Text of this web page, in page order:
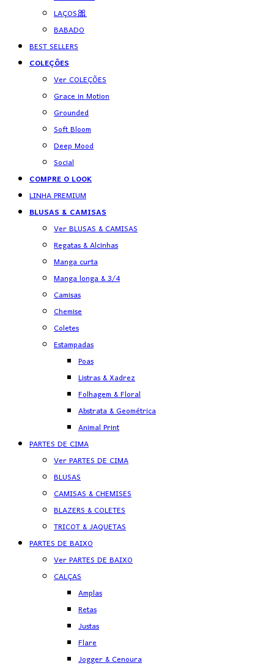
LAÇOS🎀
BABADO
BEST SELLERS
COLEÇÕES
Ver COLEÇÕES
Grace in Motion
Grounded
Soft Bloom
Deep Mood
Social
COMPRE O LOOK
LINHA PREMIUM
BLUSAS & CAMISAS
Ver BLUSAS & CAMISAS
Regatas & Alcinhas
Manga curta
Manga longa & 3/4
Camisas
Chemise
Coletes
Estampadas
Poas
Listras & Xadrez
Folhagem & Floral
Abstrata & Geométrica
Animal Print
PARTES DE CIMA
Ver PARTES DE CIMA
BLUSAS
CAMISAS & CHEMISES
BLAZERS & COLETES
TRICOT & JAQUETAS
PARTES DE BAIXO
Ver PARTES DE BAIXO
CALÇAS
Amplas
Retas
Justas
Flare
Jogger & Cenoura